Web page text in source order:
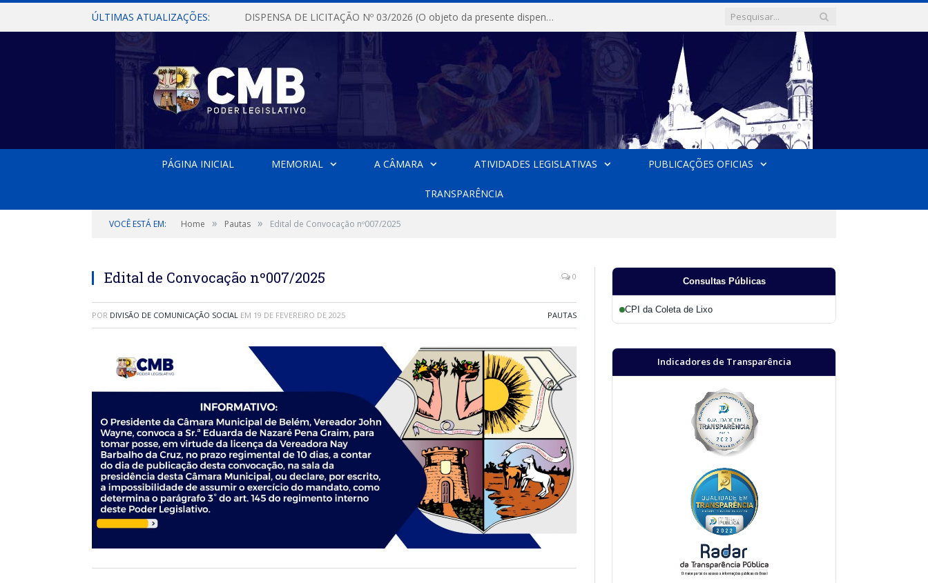
ÚLTIMAS ATUALIZAÇÕES: DISPENSA DE LICITAÇÃO Nº 03/2026 (O objeto da presente dispensa é a escolha da proposta mais vantajosa para a aquisição, de aparelhos de ar condicionado, tipo Split, com material de instalação e fogão industrial, conforme condições, quantidades e exigências estabelecidas no termo de referencia e neste aviso de contratação direta e seus anexos)
PÁGINA INICIAL MEMORIAL A CÂMARA ATIVIDADES LEGISLATIVAS PUBLICAÇÕES OFICIAS
TRANSPARÊNCIA
VOCÊ ESTÁ EM: Home » Pautas » Edital de Convocação nº007/2025
Edital de Convocação nº007/2025 0
POR DIVISÃO DE COMUNICAÇÃO SOCIAL EM 19 DE FEVEREIRO DE 2025 PAUTAS
Consultas Públicas
CPI da Coleta de Lixo
Indicadores de Transparência